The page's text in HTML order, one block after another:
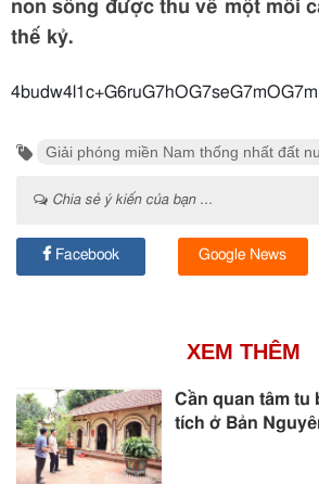
non sông được thu về một mối
thế kỷ.
Giải phóng miền Nam thống nhất đất
Chia sẻ ý kiến của bạn ...
Facebook Google News
XEM THÊM
Cần quan tâm tu
tích ở Bản